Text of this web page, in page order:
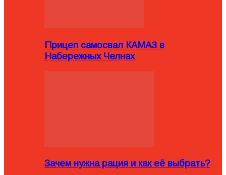
Прицеп самосвал КАМАЗ в
Набережных Челнах
Зачем нужна рация и как её выбрать?